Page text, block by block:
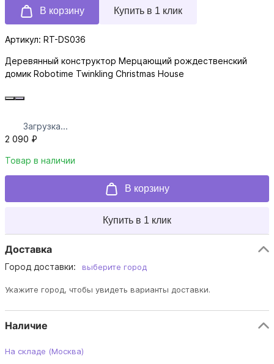
В корзину
Купить в 1 клик
Артикул: RT-DS036
Деревянный конструктор Мерцающий рождественский
домик Robotime Twinkling Christmas House
Загрузка...
2 090 ₽
Товар в наличии
В корзину
Купить в 1 клик
Доставка
Город доставки: выберите город
Укажите город, чтобы увидеть варианты доставки.
Наличие
На складе (Москва)